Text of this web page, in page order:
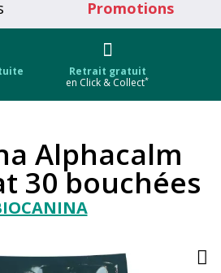
Promotions
Retrait gratuit
en Click & Collect*
Alphacalm
30 bouchées